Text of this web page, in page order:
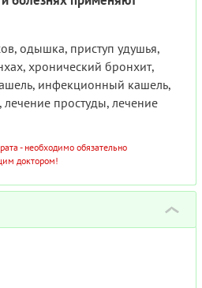
одышка, приступ удушья,
хронический бронхит,
инфекционный кашель,
простуды, лечение
- необходимо обязательно
доктором!
›